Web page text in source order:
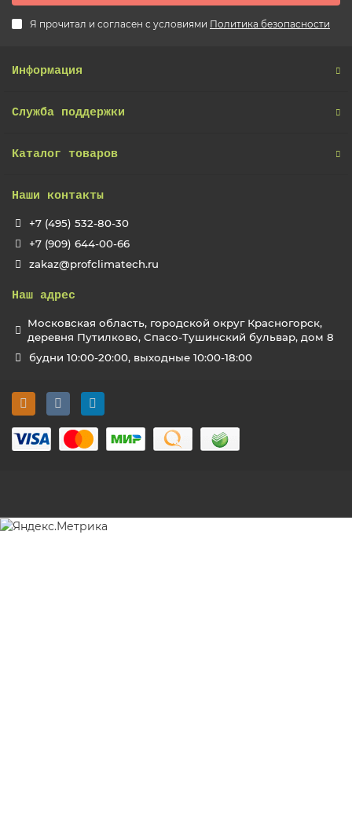
Я прочитал и согласен с условиями Политика безопасности
Информация
Служба поддержки
Каталог товаров
Наши контакты
+7 (495) 532-80-30
+7 (909) 644-00-66
zakaz@profclimatech.ru
Наш адрес
Московская область, городской округ Красногорск,
деревня Путилково, Спасо-Тушинский бульвар, дом 8
будни 10:00-20:00, выходные 10:00-18:00